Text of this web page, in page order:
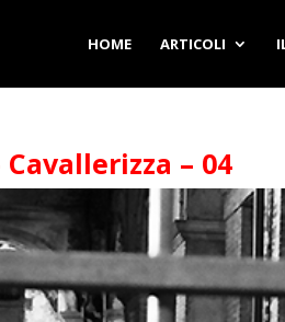
HOME ARTICOLI
– 04